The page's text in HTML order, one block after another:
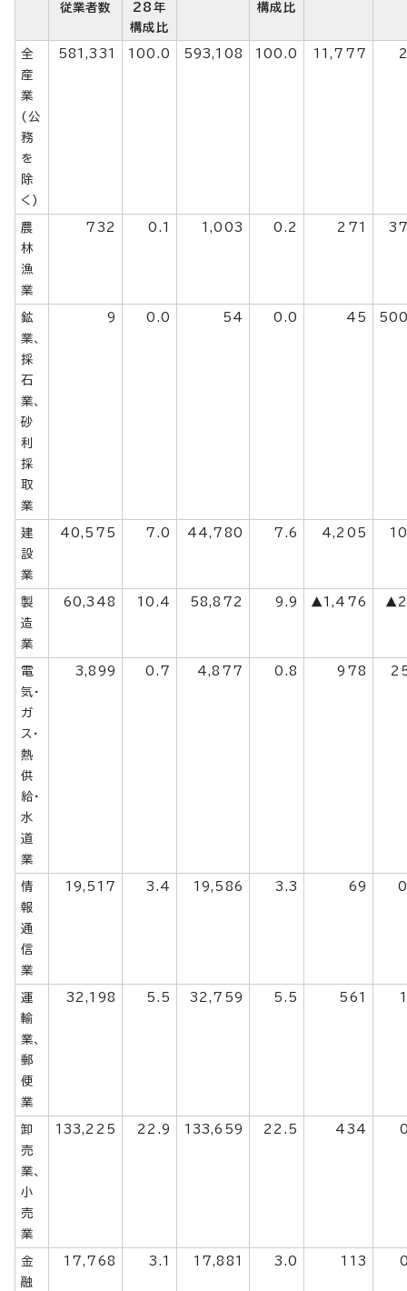
従業者数
28年
構成比
構成比
全
産
業
(公
務
を
除
く)
581,331 100.0 593,108 100.0 11,777
農
林
漁
業
732 0.1 1,003 0.2 271
鉱
業、
採
石
業、
砂
利
採
取
業
9 0.0 54 0.0 45
建
設
業
40,575 7.0 44,780 7.6 4,205
製
造
業
60,348 10.4 58,872 9.9 ▲1,476
電
気・
ガ
ス・
熱
供
給・
水
道
業
3,899 0.7 4,877 0.8 978
情
報
通
信
業
19,517 3.4 19,586 3.3 69
運
輸
業、
郵
便
業
32,198 5.5 32,759 5.5 561
卸
売
業、
小
売
業
133,225 22.9 133,659 22.5 434
金
融
17,768 3.1 17,881 3.0 113